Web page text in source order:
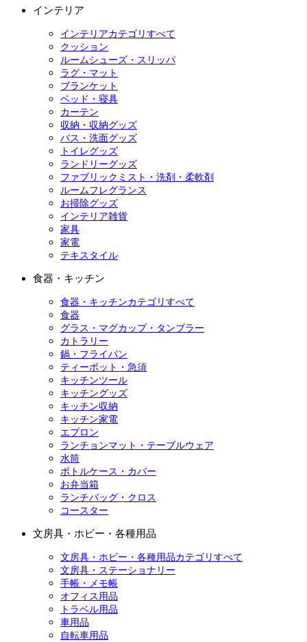
インテリア
インテリアカテゴリすべて
クッション
ルームシューズ・スリッパ
ラグ・マット
ブランケット
ベッド・寝具
カーテン
収納・収納グッズ
バス・洗面グッズ
トイレグッズ
ランドリーグッズ
ファブリックミスト・洗剤・柔軟剤
ルームフレグランス
お掃除グッズ
インテリア雑貨
家具
家電
テキスタイル
食器・キッチン
食器・キッチンカテゴリすべて
食器
グラス・マグカップ・タンブラー
カトラリー
鍋・フライパン
ティーポット・急須
キッチンツール
キッチングッズ
キッチン収納
キッチン家電
エプロン
ランチョンマット・テーブルウェア
水筒
ボトルケース・カバー
お弁当箱
ランチバッグ・クロス
コースター
文房具・ホビー・各種用品
文房具・ホビー・各種用品カテゴリすべて
文房具・ステーショナリー
手帳・メモ帳
オフィス用品
トラベル用品
車用品
自転車用品